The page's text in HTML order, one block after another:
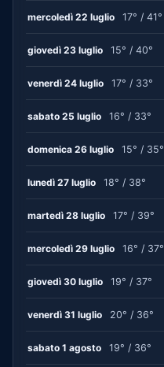
mercoledì 22 luglio 17° / 41°
giovedì 23 luglio 15° / 40°
venerdì 24 luglio 17° / 33°
sabato 25 luglio 16° / 33°
domenica 26 luglio 15° / 35°
lunedì 27 luglio 18° / 38°
martedì 28 luglio 17° / 39°
mercoledì 29 luglio 16° / 37°
giovedì 30 luglio 19° / 37°
venerdì 31 luglio 20° / 36°
sabato 1 agosto 19° / 36°